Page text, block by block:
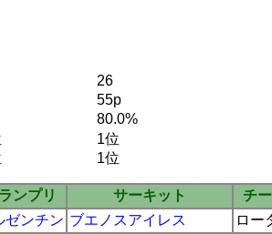
26
55p
80.0%
1位
1位
ンプリ サーキット
チ
ゼンチン ブエノスアイレス
ロー